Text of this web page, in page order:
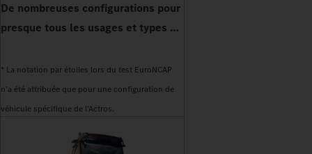
De nombreuses configurations pour
presque tous les usages et types de
* La notation par étoiles lors du test EuroNCAP
n’a été attribuée que pour une configuration de
véhicule spécifique de l’Actros.